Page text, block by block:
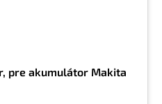
pre akumulátor Makita